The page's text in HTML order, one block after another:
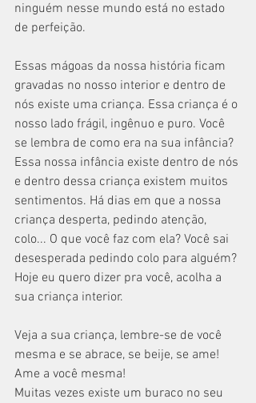
ninguém nesse mundo está no estado
de perfeição.
Essas mágoas da nossa história ficam
gravadas no nosso interior e dentro de
nós existe uma criança. Essa criança é o
nosso lado frágil, ingênuo e puro. Você
se lembra de como era na sua infância?
Essa nossa infância existe dentro de nós
e dentro dessa criança existem muitos
sentimentos. Há dias em que a nossa
criança desperta, pedindo atenção,
colo... O que você faz com ela? Você sai
desesperada pedindo colo para alguém?
Hoje eu quero dizer pra você, acolha a
sua criança interior.
Veja a sua criança, lembre-se de você
mesma e se abrace, se beije, se ame!
Ame a você mesma!
Muitas vezes existe um buraco no seu